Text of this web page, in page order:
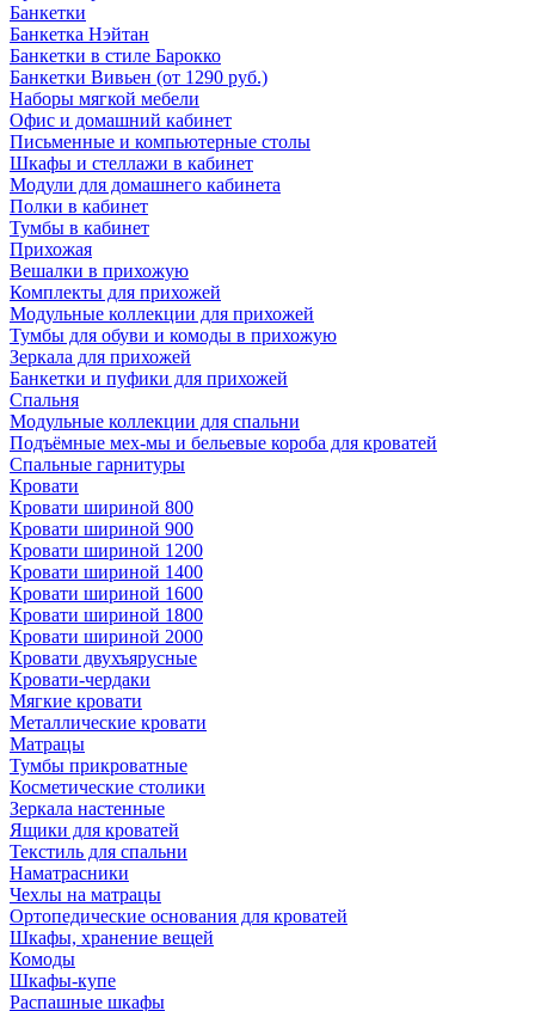
Банкетки
Банкетка Нэйтан
Банкетки в стиле Барокко
Банкетки Вивьен (от 1290 руб.)
Наборы мягкой мебели
Офис и домашний кабинет
Письменные и компьютерные столы
Шкафы и стеллажи в кабинет
Модули для домашнего кабинета
Полки в кабинет
Тумбы в кабинет
Прихожая
Вешалки в прихожую
Комплекты для прихожей
Модульные коллекции для прихожей
Тумбы для обуви и комоды в прихожую
Зеркала для прихожей
Банкетки и пуфики для прихожей
Спальня
Модульные коллекции для спальни
Подъёмные мех-мы и бельевые короба для кроватей
Спальные гарнитуры
Кровати
Кровати шириной 800
Кровати шириной 900
Кровати шириной 1200
Кровати шириной 1400
Кровати шириной 1600
Кровати шириной 1800
Кровати шириной 2000
Кровати двухъярусные
Кровати-чердаки
Мягкие кровати
Металлические кровати
Матрацы
Тумбы прикроватные
Косметические столики
Зеркала настенные
Ящики для кроватей
Текстиль для спальни
Наматрасники
Чехлы на матрацы
Ортопедические основания для кроватей
Шкафы, хранение вещей
Комоды
Шкафы-купе
Распашные шкафы